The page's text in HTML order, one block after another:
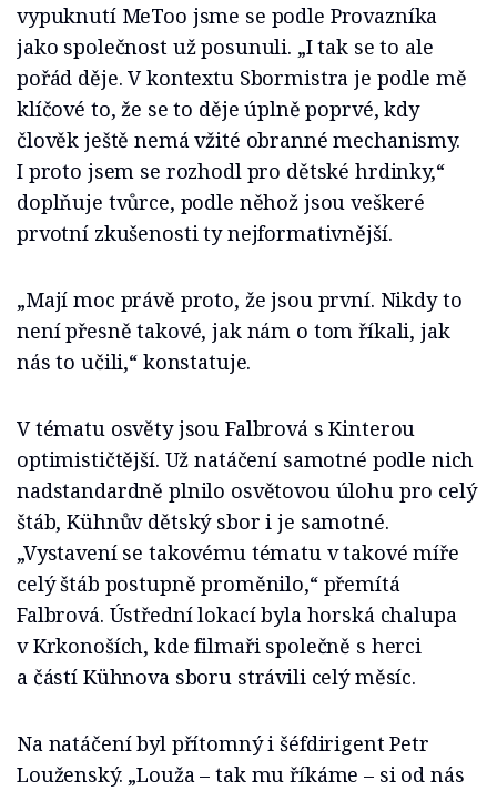
vypuknutí MeToo jsme se podle Provazníka
jako společnost už posunuli. „I tak se to ale
pořád děje. V kontextu Sbormistra je podle mě
klíčové to, že se to děje úplně poprvé, kdy
člověk ještě nemá vžité obranné mechanismy.
I proto jsem se rozhodl pro dětské hrdinky,“
doplňuje tvůrce, podle něhož jsou veškeré
prvotní zkušenosti ty nejformativnější.
„Mají moc právě proto, že jsou první. Nikdy to
není přesně takové, jak nám o tom říkali, jak
nás to učili,“ konstatuje.
V tématu osvěty jsou Falbrová s Kinterou
optimističtější. Už natáčení samotné podle nich
nadstandardně plnilo osvětovou úlohu pro celý
štáb, Kühnův dětský sbor i je samotné.
„Vystavení se takovému tématu v takové míře
celý štáb postupně proměnilo,“ přemítá
Falbrová. Ústřední lokací byla horská chalupa
v Krkonoších, kde filmaři společně s herci
a částí Kühnova sboru strávili celý měsíc.
Na natáčení byl přítomný i šéfdirigent Petr
Louženský. „Louža – tak mu říkáme – si od nás